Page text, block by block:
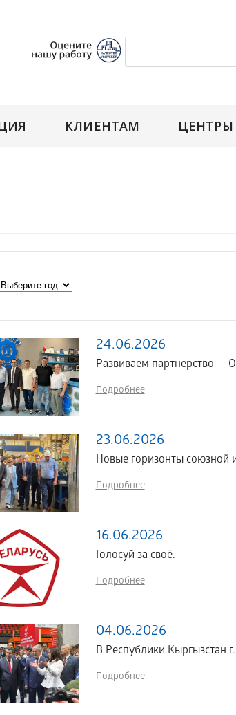
КЛИЕНТАМ
24.06.2026
Развиваем партнерство —
Подробнее
23.06.2026
Новые горизонты союзной
Подробнее
16.06.2026
Голосуй за своё.
Подробнее
04.06.2026
В Республики Кыргызстан
Подробнее